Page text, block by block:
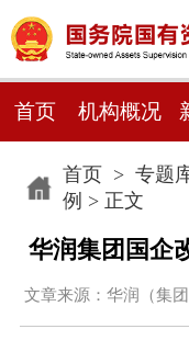
首页 机构概况
首页> 专题
例 > 正文
华润集团国企
文章来源：华润（集